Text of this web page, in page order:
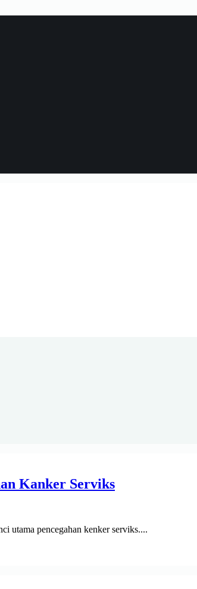
Kanker Serviks
utama pencegahan kenker serviks....